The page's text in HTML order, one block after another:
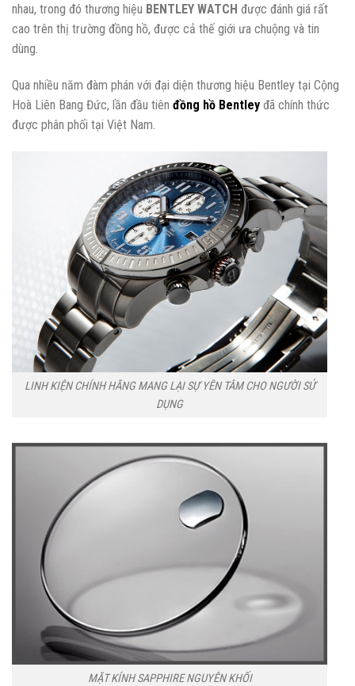
nhau, trong đó thương hiệu BENTLEY WATCH được đánh giá rất
cao trên thị trường đồng hồ, được cả thế giới ưa chuộng và tin
dùng.
Qua nhiều năm đàm phán với đại diện thương hiệu Bentley tại Cộng
Hoà Liên Bang Đức, lần đầu tiên đồng hồ Bentley đã chính thức
được phân phối tại Việt Nam.
LINH KIỆN CHÍNH HÃNG MANG LẠI SỰ YÊN TÂM CHO NGƯỜI SỬ
DỤNG
MẶT KÍNH SAPPHIRE NGUYÊN KHỐI